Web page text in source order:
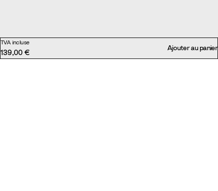
TVA incluse
139,00 €
Ajouter au panier